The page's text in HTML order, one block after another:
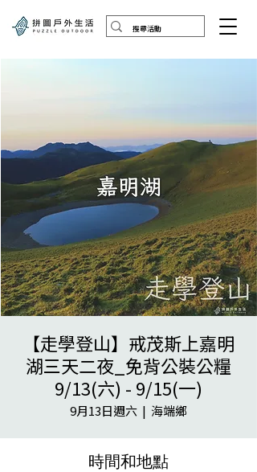
【走學登山】戒茂斯上嘉明
湖三天二夜_免背公裝公糧
9/13(六) - 9/15(一)
9月13日週六
  |
海端鄉
時間和地點